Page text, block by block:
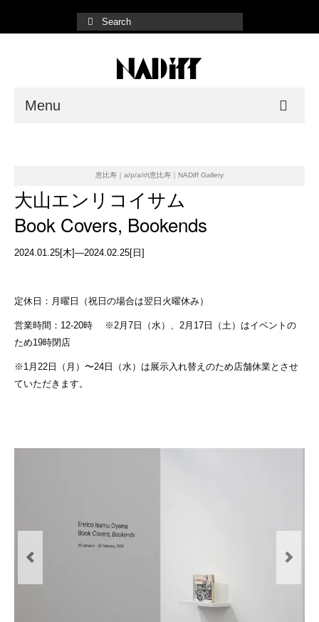
Menu
Shop List
Online Store
恵比寿｜a/p/a/r/t恵比寿｜NADiff Gallery
大山エンリコイサム
Book Covers, Bookends
2024.01.25[木]—2024.02.25[日]
定休日：月曜日（祝日の場合は翌日火曜休み）
営業時間：12-20時 ※2⽉7⽇（⽔）、2⽉17⽇（⼟）はイベントの
ため19時閉店
※1⽉22⽇（⽉）〜24⽇（⽔）は展⽰⼊れ替えのため店舗休業とさせ
ていただきます。